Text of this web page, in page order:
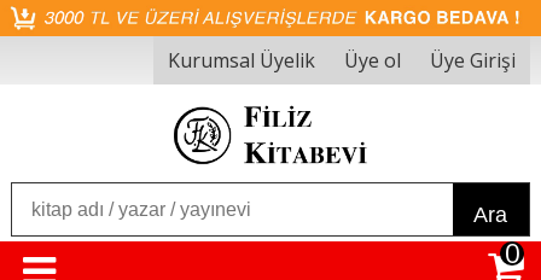
Kurumsal Üyelik Üye ol Üye Girişi
Ara
0